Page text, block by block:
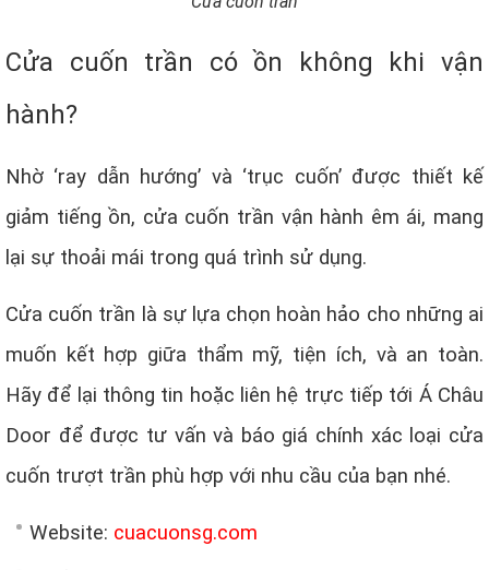
Cửa cuốn trần có ồn không khi vận
hành?
Nhờ ‘ray dẫn hướng’ và ‘trục cuốn’ được thiết kế
giảm tiếng ồn, cửa cuốn trần vận hành êm ái, mang
lại sự thoải mái trong quá trình sử dụng.
Cửa cuốn trần là sự lựa chọn hoàn hảo cho những ai
muốn kết hợp giữa thẩm mỹ, tiện ích, và an toàn.
Hãy để lại thông tin hoặc liên hệ trực tiếp tới Á Châu
Door để được tư vấn và báo giá chính xác loại cửa
cuốn trượt trần phù hợp với nhu cầu của bạn nhé.
Website: cuacuonsg.com